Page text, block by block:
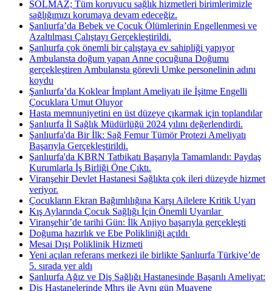
SOLMAZ; Tüm koruyucu sağlık hizmetleri birimlerimizle
sağlığımızı korumaya devam edeceğiz.
Şanlıurfa’da Bebek ve Çocuk Ölümlerinin Engellenmesi ve
Azaltılması Çalıştayı Gerçekleştirildi.
Şanlıurfa çok önemli bir çalıştaya ev sahipliği yapıyor
Ambulansta doğum yapan Anne çocuğuna Doğumu
gerçekleştiren Ambulansta görevli Umke personelinin adını
koydu
Şanlıurfa’da Koklear İmplant Ameliyatı ile İşitme Engelli
Çocuklara Umut Oluyor
Hasta memnuniyetini en üst düzeye çıkarmak için toplandılar
Şanlıurfa İl Sağlık Müdürlüğü 2024 yılını değerlendirdi.
Şanlıurfa'da Bir İlk: Sağ Femur Tümör Protezi Ameliyatı
Başarıyla Gerçekleştirildi.
Şanlıurfa'da KBRN Tatbikatı Başarıyla Tamamlandı: Paydaş
Kurumlarla İş Birliği Öne Çıktı.
Viranşehir Devlet Hastanesi Sağlıkta çok ileri düzeyde hizmet
veriyor.
Çocukların Ekran Bağımlılığına Karşı Ailelere Kritik Uyarı
Kış Aylarında Çocuk Sağlığı İçin Önemli Uyarılar ​
Viranşehir’de tarihi Gün: İlk Anjiyo başarıyla gerçekleşti
Doğuma hazırlık ve Ebe Polikliniği açıldı ​
Mesai Dışı Poliklinik Hizmeti
Yeni açılan referans merkezi ile birlikte Şanlıurfa Türkiye’de
5. sırada yer aldı
Şanlıurfa Ağız ve Diş Sağlığı Hastanesinde Başarılı Ameliyat:
Diş Hastanelerinde Mhrs ile Aynı gün Muayene